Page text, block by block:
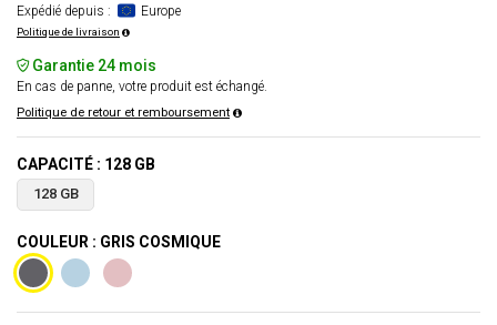
Expédié depuis :
Europe
Politique de livraison
Garantie 24 mois
En cas de panne, votre produit est échangé.
Politique de retour et remboursement
CAPACITÉ : 128 GB
128 GB
COULEUR : GRIS COSMIQUE